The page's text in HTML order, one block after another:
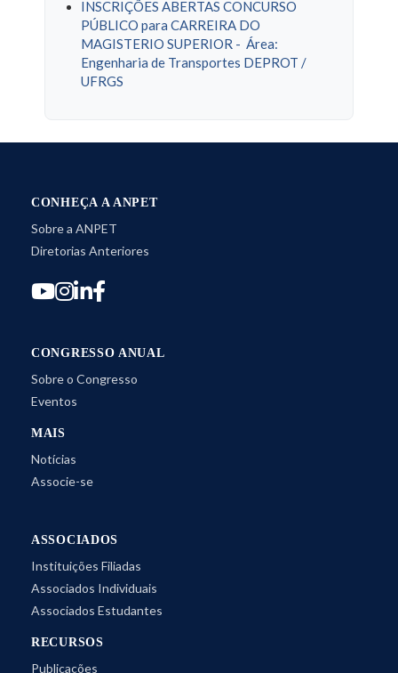
INSCRIÇÕES ABERTAS CONCURSO
PÚBLICO para CARREIRA DO
MAGISTERIO SUPERIOR - Área:
Engenharia de Transportes DEPROT /
UFRGS
CONHEÇA A ANPET
Sobre a ANPET
Diretorias Anteriores
CONGRESSO ANUAL
Sobre o Congresso
Eventos
MAIS
Notícias
Associe-se
ASSOCIADOS
Instituições Filiadas
Associados Individuais
Associados Estudantes
RECURSOS
Publicações